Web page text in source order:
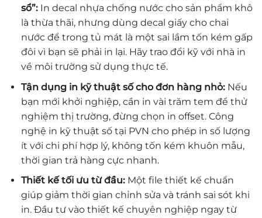
sổ”:In decal nhựa chống nước cho sản phẩm khô
là thừa thãi, nhưng dùng decal giấy cho chai
nước để trong tủ mát là một sai lầm tốn kém gấp
đôi vì bạn sẽ phải in lại. Hãy trao đổi kỹ với nhà in
về môi trường sử dụng thực tế.
Tận dụng in kỹ thuật số cho đơn hàng nhỏ:Nếu
bạn mới khởi nghiệp, cần in vài trăm tem để thử
nghiệm thị trường, đừng chọn in offset. Công
nghệ in kỹ thuật số tại PVN cho phép in số lượng
ít với chi phí hợp lý, không tốn kém khuôn mẫu,
thời gian trả hàng cực nhanh.
Thiết kế tối ưu từ đầu:Một file thiết kế chuẩn
giúp giảm thời gian chỉnh sửa và tránh sai sót khi
in. Đầu tư vào thiết kế chuyên nghiệp ngay từ